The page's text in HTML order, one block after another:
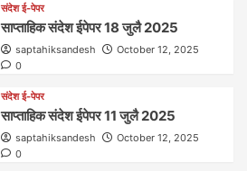
संदेश ई-पेपर
साप्ताहिक संदेश ईपेपर 18 जुलै 2025
saptahiksandesh
October 12, 2025
0
संदेश ई-पेपर
साप्ताहिक संदेश ईपेपर 11 जुलै 2025
saptahiksandesh
October 12, 2025
0